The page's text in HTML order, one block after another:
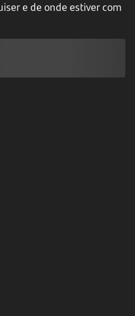
e de onde estiver com